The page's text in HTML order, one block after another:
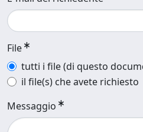
File
tutti i file (di questo
il file(s) che avete richiesto
Messaggio